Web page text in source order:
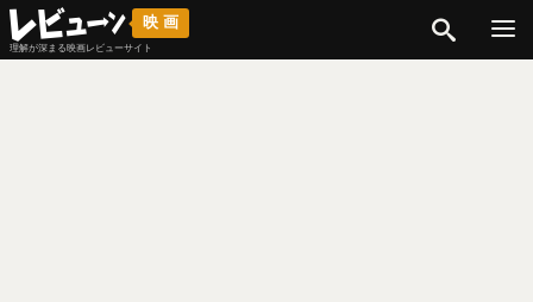
映画
理解が深まる映画レビューサイト